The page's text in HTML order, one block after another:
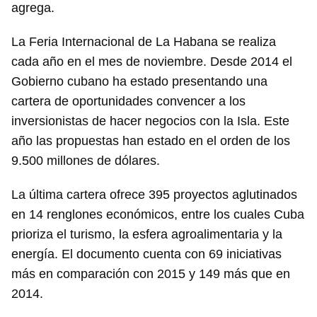
agrega.
La Feria Internacional de La Habana se realiza
cada año en el mes de noviembre. Desde 2014 el
Gobierno cubano ha estado presentando una
cartera de oportunidades convencer a los
inversionistas de hacer negocios con la Isla. Este
año las propuestas han estado en el orden de los
9.500 millones de dólares.
La última cartera ofrece 395 proyectos aglutinados
en 14 renglones económicos, entre los cuales Cuba
prioriza el turismo, la esfera agroalimentaria y la
energía. El documento cuenta con 69 iniciativas
más en comparación con 2015 y 149 más que en
2014.